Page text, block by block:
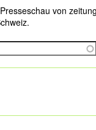
von